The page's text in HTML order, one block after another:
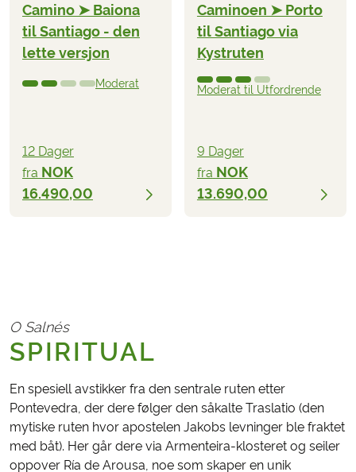
Camino ➤ Baiona
til Santiago - den
lette versjon
Moderat
12 Dager
fra NOK
16.490,00
Caminoen ➤ Porto
til Santiago via
Kystruten
Moderat til Utfordrende
9 Dager
fra NOK
13.690,00
O Salnés
SPIRITUAL
En spesiell avstikker fra den sentrale ruten etter
Pontevedra, der dere følger den såkalte Traslatio (den
mytiske ruten hvor apostelen Jakobs levninger ble fraktet
med båt). Her går dere via Armenteira-klosteret og seiler
oppover Ría de Arousa, noe som skaper en unik